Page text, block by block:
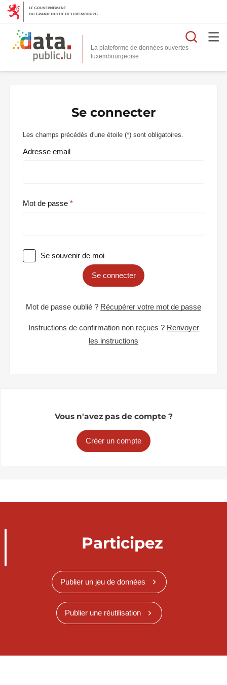
La plateforme de données ouvertes
Se connecter
Les champs précédés d'une étoile (*) sont obligatoires.
Adresse email
Mot de passe
Se souvenir de moi
Se connecter
Mot de passe oublié ? Récupérer votre mot de passe
Instructions de confirmation non reçues ? Renvoyer
les instructions
Vous n'avez pas de compte ?
Créer un compte
Participez
Publier un jeu de données
Publier une réutilisation